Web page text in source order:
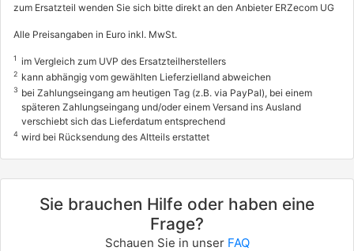
zum Ersatzteil wenden Sie sich bitte direkt an den Anbieter ERZecom UG
Alle Preisangaben in Euro inkl. MwSt.
1 im Vergleich zum UVP des Ersatzteilherstellers
2 kann abhängig vom gewählten Lieferzielland abweichen
3 bei Zahlungseingang am heutigen Tag (z.B. via PayPal), bei einem
späteren Zahlungseingang und/oder einem Versand ins Ausland
verschiebt sich das Lieferdatum entsprechend
4 wird bei Rücksendung des Altteils erstattet
Sie brauchen Hilfe oder haben eine
Frage?
Schauen Sie in unser FAQ